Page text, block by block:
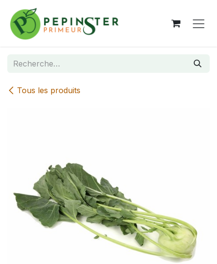
Se rendre au contenu
Tous les produits